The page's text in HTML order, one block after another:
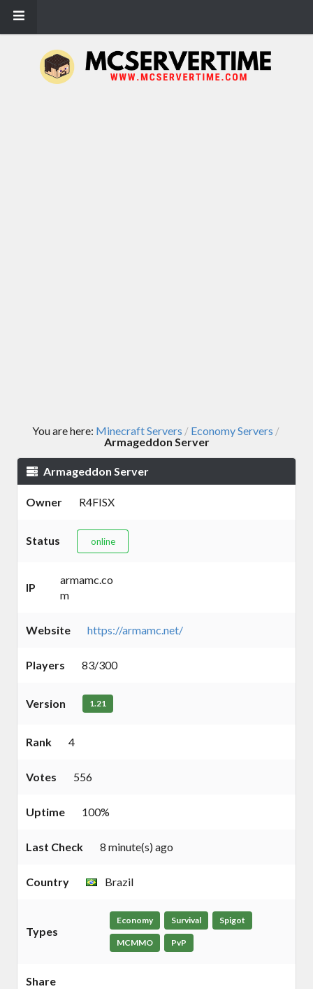
You are here: Minecraft Servers / Economy Servers /
Armageddon Server
Armageddon Server
Owner R4FISX
Status online
IP
armamc.co
m
Website https://armamc.net/
Players 83/300
Version 1.21
Rank 4
Votes 556
Uptime 100%
Last Check 8 minute(s) ago
Country Brazil
Types
Economy Survival Spigot
MCMMO PvP
Share